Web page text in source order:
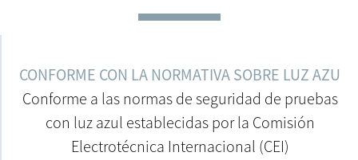
CONFORME CON LA NORMATIVA SOBRE LUZ AZU
Conforme a las normas de seguridad de pruebas
con luz azul establecidas por la Comisión
Electrotécnica Internacional (CEI)